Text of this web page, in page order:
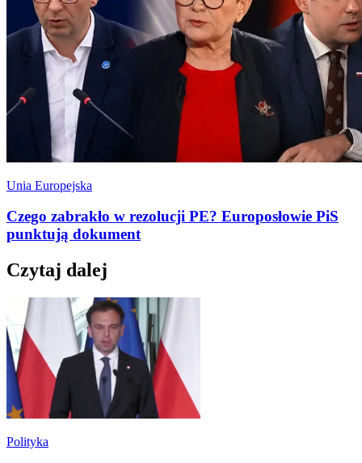
Unia Europejska
Czego zabrakło w rezolucji PE? Europosłowie PiS
punktują dokument
Czytaj dalej
Polityka